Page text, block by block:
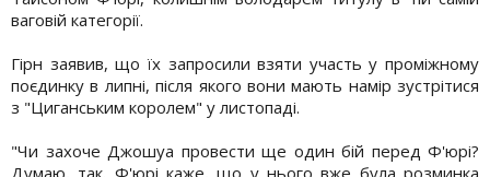
ваговій категорії.
Гірн заявив, що їх запросили взяти участь у проміжному
поєдинку в липні, після якого вони мають намір зустрітися
з "Циганським королем" у листопаді.
"Чи захоче Джошуа провести ще один бій перед Ф'юрі?
Думаю, так. Ф'юрі каже, що у нього вже була розминка